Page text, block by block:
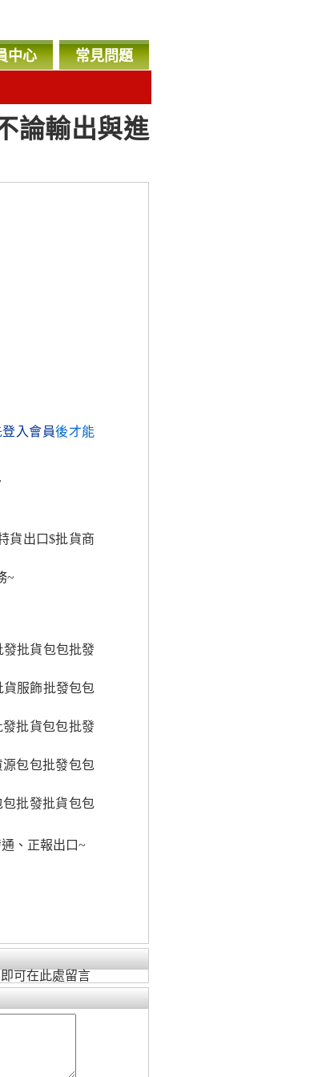
中心 常見問題
論輸出與進
登入會員後才能
貨出口$批貨商
~
發批貨包包批發
貨服飾批發包包
批貨包包批發
包包批發包包
批發批貨包包
、正報出口~
可在此處留言